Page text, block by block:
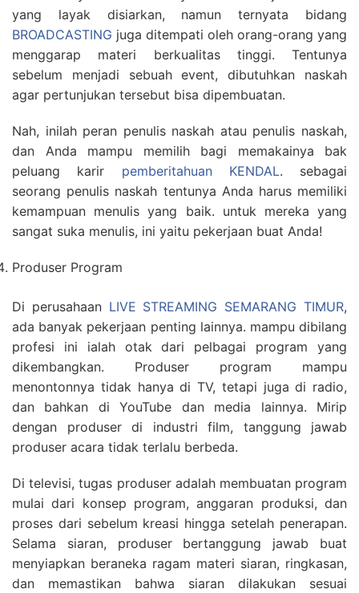
yang layak disiarkan, namun ternyata bidang
BROADCASTING juga ditempati oleh orang-orang yang
menggarap materi berkualitas tinggi. Tentunya
sebelum menjadi sebuah event, dibutuhkan naskah
agar pertunjukan tersebut bisa dipembuatan.
Nah, inilah peran penulis naskah atau penulis naskah,
dan Anda mampu memilih bagi memakainya bak
peluang karir pemberitahuan KENDAL. sebagai
seorang penulis naskah tentunya Anda harus memiliki
kemampuan menulis yang baik. untuk mereka yang
sangat suka menulis, ini yaitu pekerjaan buat Anda!
Produser Program
Di perusahaan LIVE STREAMING SEMARANG TIMUR,
ada banyak pekerjaan penting lainnya. mampu dibilang
profesi ini ialah otak dari pelbagai program yang
dikembangkan. Produser program mampu
menontonnya tidak hanya di TV, tetapi juga di radio,
dan bahkan di YouTube dan media lainnya. Mirip
dengan produser di industri film, tanggung jawab
produser acara tidak terlalu berbeda.
Di televisi, tugas produser adalah membuatan program
mulai dari konsep program, anggaran produksi, dan
proses dari sebelum kreasi hingga setelah penerapan.
Selama siaran, produser bertanggung jawab buat
menyiapkan beraneka ragam materi siaran, ringkasan,
dan memastikan bahwa siaran dilakukan sesuai